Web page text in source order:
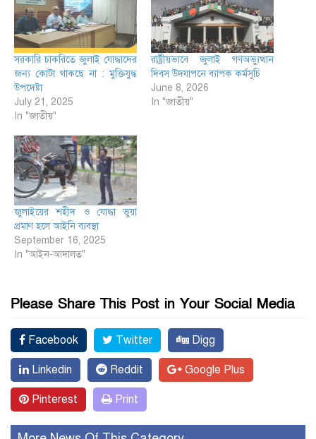
সরকারি চাকরিতে জুলাই যোদ্ধাদের
জন্য কোটা থাকছে না : মুক্তিযুদ্ধ
উপদেষ্টা
July 21, 2025
In "জাতীয়"
রাষ্ট্রীয়ভাবে জুলাই গণঅভ্যুত্থান
দিবস উদযাপনে ব্যাপক কর্মসূচি
June 8, 2026
In "জাতীয়"
জুলাইয়ের শহীদ ও যোদ্ধা ভুয়া
প্রমাণ হলে আইনি ব্যবস্থা
September 16, 2025
In "আইন-আদালত"
Please Share This Post in Your Social Media
Facebook Twitter Digg
Linkedin Reddit Google Plus
Pinterest Print